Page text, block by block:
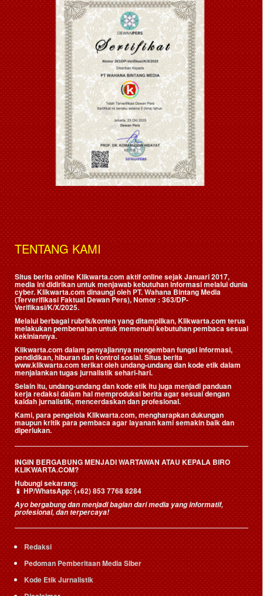
TENTANG KAMI
Situs berita online Klikwarta.com aktif online sejak Januari 2017,
media ini didirikan untuk menjawab kebutuhan informasi melalui dunia
cyber. Klikwarta.com dinaungi oleh PT. Wahana Bintang Media
(Terverifikasi Faktual Dewan Pers), Nomor : 363/DP-
Verifikasi/K/X/2025.
Melalui berbagai rubrik/konten yang ditampilkan, Klikwarta.com terus
melakukan pembenahan untuk memenuhi kebutuhan pembaca sesuai
kekiniannya.
Klikwarta.com dalam penyajiannya mengemban fungsi informasi,
pendidikan, hiburan dan kontrol sosial. Situs berita
www.klikwarta.com terikat oleh undang-undang dan kode etik dalam
menjalankan tugas jurnalistik sehari-hari.
Selain itu, undang-undang dan kode etik itu juga menjadi panduan
kerja redaksi dalam hal memproduksi berita agar sesuai dengan
kaidah jurnalistik, mencerdaskan dan profesional.
Kami, para pengelola Klikwarta.com, mengharapkan dukungan
maupun kritik para pembaca agar layanan kami semakin baik dan
diperlukan.
INGIN BERGABUNG MENJADI WARTAWAN ATAU KEPALA BIRO
KLIKWARTA.COM?
Hubungi sekarang:
📱HP/WhatsApp:(+62) 853 7768 8284
Ayo bergabung dan menjadi bagian dari media yang informatif,
profesional, dan terpercaya!
Redaksi
Pedoman Pemberitaan Media Siber
Kode Etik Jurnalistik